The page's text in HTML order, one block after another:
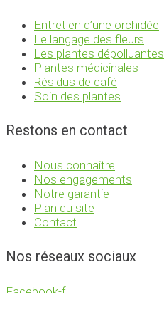
Entretien d’une orchidée
Le langage des fleurs
Les plantes dépolluantes
Plantes médicinales
Résidus de café
Soin des plantes
Restons en contact
Nous connaitre
Nos engagements
Notre garantie
Plan du site
Contact
Nos réseaux sociaux
Facebook-f